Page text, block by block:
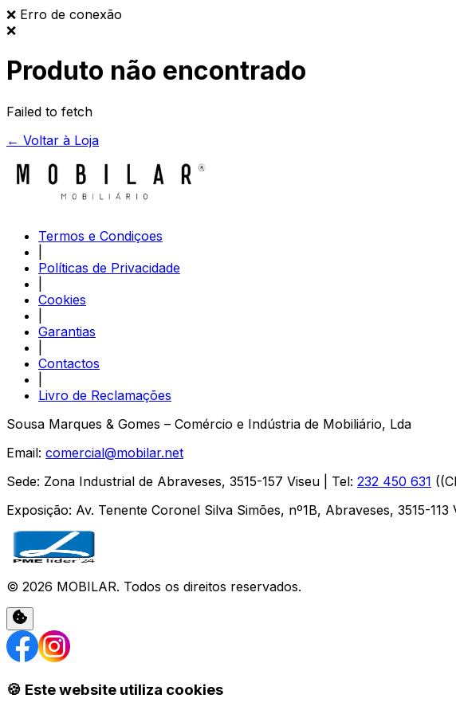
❌ Erro de conexão
❌
Produto não encontrado
Failed to fetch
← Voltar à Loja
Termos e Condiçoes
Políticas de Privacidade
Cookies
Garantias
Contactos
Livro de Reclamações
Sousa Marques & Gomes – Comércio e Indústria de Mobiliário, Lda
Email: comercial@mobilar.net
Sede: Zona Industrial de Abraveses, 3515-157 Viseu | Tel: 232 450 631 (
Exposição: Av. Tenente Coronel Silva Simões, nº1B, Abraveses, 3515-113
© 2026 MOBILAR. Todos os direitos reservados.
🍪 Este website utiliza cookies